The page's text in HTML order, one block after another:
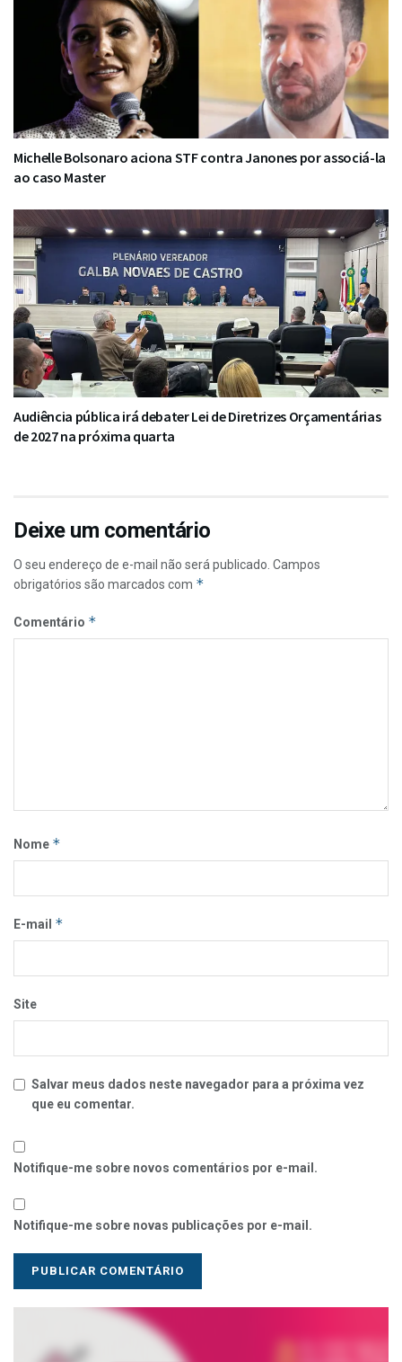
Michelle Bolsonaro aciona STF contra Janones por associá-la
ao caso Master
Audiência pública irá debater Lei de Diretrizes Orçamentárias
de 2027 na próxima quarta
Deixe um comentário
O seu endereço de e-mail não será publicado. Campos
obrigatórios são marcados com *
Comentário *
Nome *
E-mail *
Site
Salvar meus dados neste navegador para a próxima vez
que eu comentar.
Notifique-me sobre novos comentários por e-mail.
Notifique-me sobre novas publicações por e-mail.